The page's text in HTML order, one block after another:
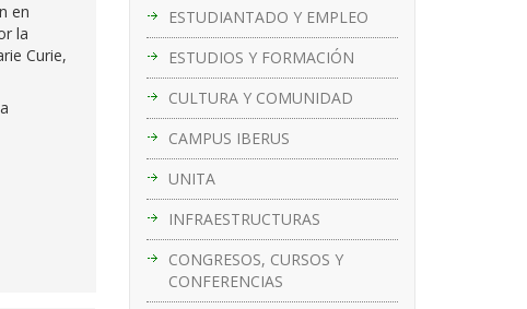
ESTUDIANTADO Y EMPLEO
ESTUDIOS Y FORMACIÓN
CULTURA Y COMUNIDAD
CAMPUS IBERUS
UNITA
INFRAESTRUCTURAS
CONGRESOS, CURSOS Y
CONFERENCIAS
en
la
Curie,